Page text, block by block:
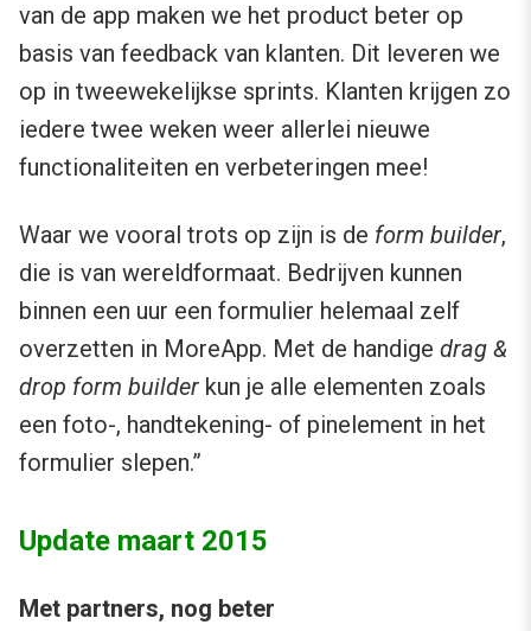
van de app maken we het product beter op
basis van feedback van klanten. Dit leveren we
op in tweewekelijkse sprints. Klanten krijgen zo
iedere twee weken weer allerlei nieuwe
functionaliteiten en verbeteringen mee!
Waar we vooral trots op zijn is de form builder,
die is van wereldformaat. Bedrijven kunnen
binnen een uur een formulier helemaal zelf
overzetten in MoreApp. Met de handige drag &
drop form builder kun je alle elementen zoals
een foto-, handtekening- of pinelement in het
formulier slepen.”
Update maart 2015
Met partners, nog beter